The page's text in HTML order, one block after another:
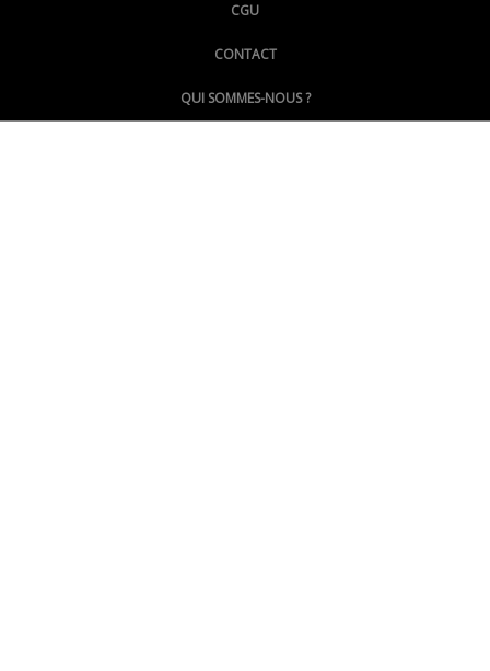
@LePoingMontpellier
CGU
CONTACT
QUI SOMMES-NOUS ?